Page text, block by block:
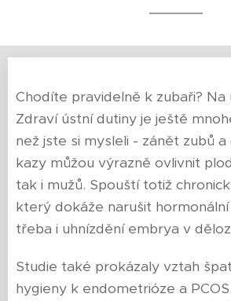
Chodíte pravidelně k zubaři? Na
Zdraví ústní dutiny je ještě
než jste si mysleli - zánět zubů a
kazy můžou výrazně ovlivnit
tak i mužů. Spouští totiž
který dokáže narušit
třeba i uhnízdění embrya v
Studie také prokázaly vztah
hygieny k endometrióze a